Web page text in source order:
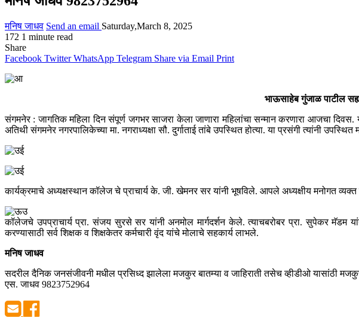
मनिष जाधव Send an email Saturday,March 8, 2025
172 1 minute read
Share
Facebook Twitter WhatsApp Telegram Share via Email Print
भाऊसाहेब गुंजाळ पाटील
संगमनेर : जागतिक महिला दिन संपूर्ण जगभर साजरा केला जाणारा महिलांचा सन्मान करणारा आजचा
अतिथी संगमनेर नगरपालिकेच्या मा. नगराध्यक्षा सौ. दुर्गाताई तांबे उपस्थित होत्या. या प्रसंगी त्यांनी
कार्यक्रमाचे अध्यक्षस्थान कॉलेज चे प्राचार्य के. जी. खेमनर सर यांनी भूषविले. आपले अध्यक्षीय मनोगत व्यक्त
कॉलेजचे उपप्राचार्य प्रा. संजय सुरसे सर यांनी अनमोल मार्गदर्शन केले. त्याचबरोबर प्रा. सुपेकर मॅडम
करण्यासाठी सर्व शिक्षक व शिक्षकेतर कर्मचारी वृंद यांचे मोलाचे सहकार्य लाभले.
मनिष जाधव
सदरील दैनिक जनसंजीवनी मधील प्रसिध्द झालेला मजकुर बातम्या व जाहिराती तसेच व्हीडीओ यासांठी
एस. जाधव 9823752964